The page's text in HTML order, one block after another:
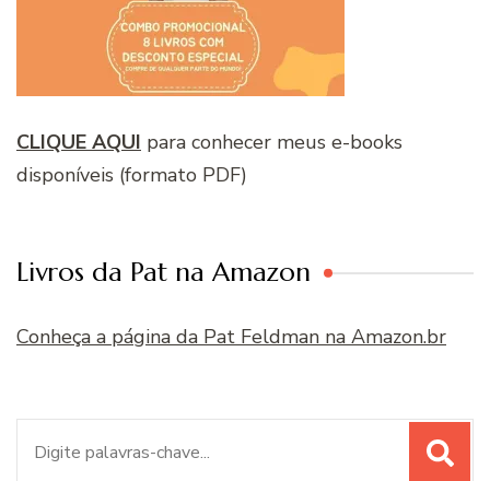
CLIQUE AQUI para conhecer meus e-books
disponíveis (formato PDF)
Livros da Pat na Amazon
Conheça a página da Pat Feldman na Amazon.br